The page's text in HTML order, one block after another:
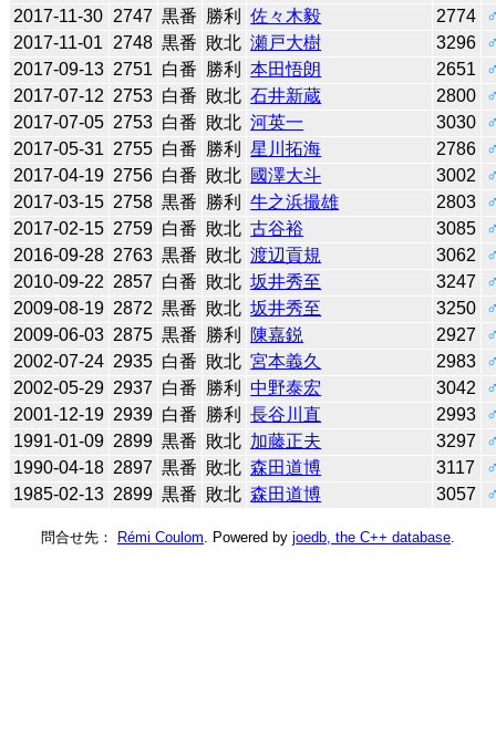
2017-11-30 2747 黒番 勝利 佐々木毅 2774
2017-11-01
2748 黒番 敗北 瀬戸大樹 3296
2017-09-13 2751 白番 勝利 本田悟朗 2651
2017-07-12 2753 白番 敗北 石井新蔵 2800
2017-07-05 2753 白番 敗北 河英一 3030
2017-05-31 2755 白番 勝利 星川拓海 2786
2017-04-19 2756 白番 敗北 國澤大斗 3002
2017-03-15 2758 黒番 勝利 牛之浜撮雄 2803
2017-02-15 2759 白番 敗北 古谷裕 3085
2016-09-28 2763 黒番 敗北 渡辺貢規 3062
2010-09-22 2857 白番 敗北 坂井秀至 3247
2009-08-19 2872 黒番 敗北 坂井秀至 3250
2009-06-03 2875 黒番 勝利 陳嘉鋭 2927
2002-07-24 2935 白番 敗北 宮本義久 2983
2002-05-29 2937 白番 勝利 中野泰宏 3042
2001-12-19 2939 白番 勝利 長谷川直 2993
1991-01-09 2899 黒番 敗北 加藤正夫 3297
1990-04-18 2897 黒番 敗北 森田道博 3117
1985-02-13 2899 黒番 敗北 森田道博 3057
問合せ先： Rémi Coulom . Powered by joedb, the C++ database